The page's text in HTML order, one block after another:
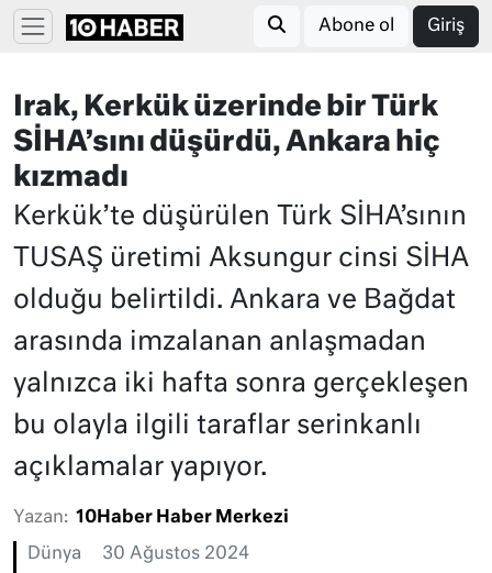
Abone ol Giriş
Irak, Kerkük üzerinde bir Türk
SİHA’sını düşürdü, Ankara hiç
kızmadı
Kerkük’te düşürülen Türk SİHA’sının
TUSAŞ üretimi Aksungur cinsi SİHA
olduğu belirtildi. Ankara ve Bağdat
arasında imzalanan anlaşmadan
yalnızca iki hafta sonra gerçekleşen
bu olayla ilgili taraflar serinkanlı
açıklamalar yapıyor.
Yazan: 10Haber Haber Merkezi
Dünya 30 Ağustos 2024